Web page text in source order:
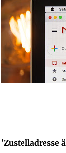
'Zustelladresse